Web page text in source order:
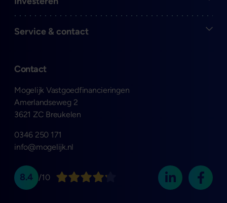
Contact
Mogelijk Vastgoedfinancieringen
Amerlandseweg 2
3621 ZC Breukelen
0346 250 171
info@mogelijk.nl
Open
Service & contact
8.4 /10